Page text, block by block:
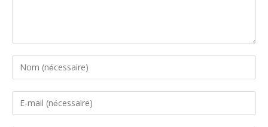
Enter
your
name
Enter
your